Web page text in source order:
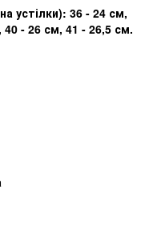
устілки): 36 - 24 см,
- 26 см, 41 - 26,5 см.